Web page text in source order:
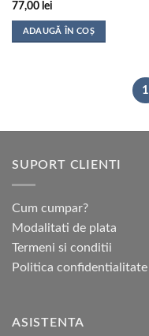
77,00 lei
ADAUGĂ ÎN COȘ
1
SUPORT CLIENTI
Cum cumpar?
Modalitati de plata
Termeni si conditii
Politica confidentialitate
ASISTENTA